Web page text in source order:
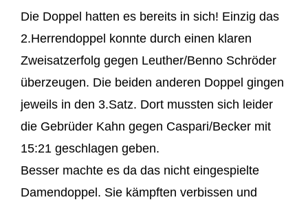
Die Doppel hatten es bereits in sich! Einzig das
2.Herrendoppel konnte durch einen klaren
Zweisatzerfolg gegen Leuther/Benno Schröder
überzeugen. Die beiden anderen Doppel gingen
jeweils in den 3.Satz. Dort mussten sich leider
die Gebrüder Kahn gegen Caspari/Becker mit
15:21 geschlagen geben.
Besser machte es da das nicht eingespielte
Damendoppel. Sie kämpften verbissen und